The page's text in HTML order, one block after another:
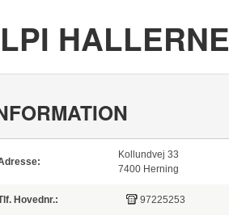
HALLERNE
Kollundvej 33
7400 Herning
Hovednr.: 97225253